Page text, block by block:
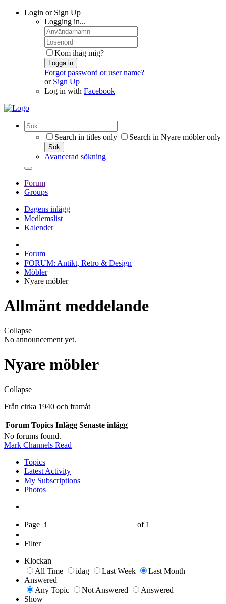
Login or Sign Up
Logging in...
Kom ihåg mig?
Logga in
Forgot password or user name?
or Sign Up
Log in with Facebook
Search in titles only Search in Nyare möbler only
Sök
Avancerad sökning
Forum
Groups
Dagens inlägg
Medlemslist
Kalender
Forum
FORUM: Antikt, Retro & Design
Möbler
Nyare möbler
Allmänt meddelande
Collapse
No announcement yet.
Nyare möbler
Collapse
Från cirka 1940 och framåt
Forum Topics Inlägg Senaste inlägg
No forums found.
Mark Channels Read
Topics
Latest Activity
My Subscriptions
Photos
Page of 1
Filter
Klockan
All Time
idag Last Week
Last Month
Answered
Any Topic
Not Answered
Answered
Show